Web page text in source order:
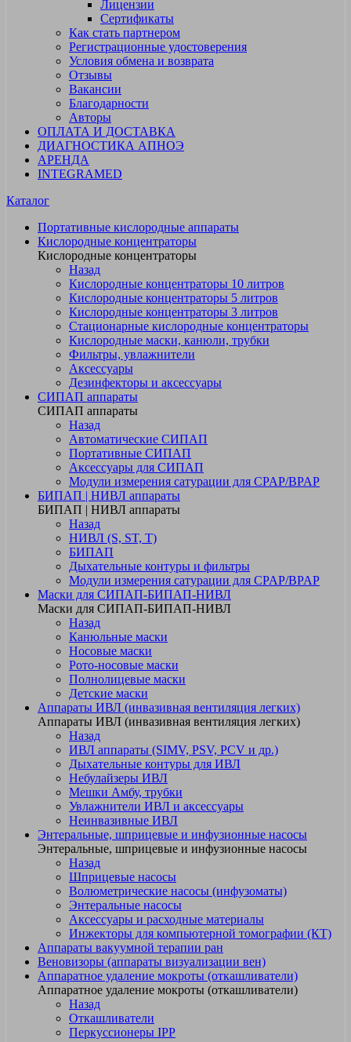
Лицензии
Сертификаты
Как стать партнером
Регистрационные удостоверения
Условия обмена и возврата
Отзывы
Вакансии
Благодарности
Авторы
ОПЛАТА И ДОСТАВКА
ДИАГНОСТИКА АПНОЭ
АРЕНДА
INTEGRAMED
Каталог
Портативные кислородные аппараты
Кислородные концентраторы
Кислородные концентраторы
Назад
Кислородные концентраторы 10 литров
Кислородные концентраторы 5 литров
Кислородные концентраторы 3 литров
Стационарные кислородные концентраторы
Кислородные маски, канюли, трубки
Фильтры, увлажнители
Аксессуары
Дезинфекторы и аксессуары
СИПАП аппараты
СИПАП аппараты
Назад
Автоматические СИПАП
Портативные СИПАП
Аксессуары для СИПАП
Модули измерения сатурации для CPAP/BPAP
БИПАП | НИВЛ аппараты
БИПАП | НИВЛ аппараты
Назад
НИВЛ (S, ST, T)
БИПАП
Дыхательные контуры и фильтры
Модули измерения сатурации для CPAP/BPAP
Маски для СИПАП-БИПАП-НИВЛ
Маски для СИПАП-БИПАП-НИВЛ
Назад
Канюльные маски
Носовые маски
Рото-носовые маски
Полнолицевые маски
Детские маски
Аппараты ИВЛ (инвазивная вентиляция легких)
Аппараты ИВЛ (инвазивная вентиляция легких)
Назад
ИВЛ аппараты (SIMV, PSV, PCV и др.)
Дыхательные контуры для ИВЛ
Небулайзеры ИВЛ
Мешки Амбу, трубки
Увлажнители ИВЛ и аксессуары
Неинвазивные ИВЛ
Энтеральные, шприцевые и инфузионные насосы
Энтеральные, шприцевые и инфузионные насосы
Назад
Шприцевые насосы
Волюметрические насосы (инфузоматы)
Энтеральные насосы
Аксессуары и расходные материалы
Инжекторы для компьютерной томографии (КТ)
Аппараты вакуумной терапии ран
Веновизоры (аппараты визуализации вен)
Аппаратное удаление мокроты (откашливатели)
Аппаратное удаление мокроты (откашливатели)
Назад
Откашливатели
Перкуссионеры IPP